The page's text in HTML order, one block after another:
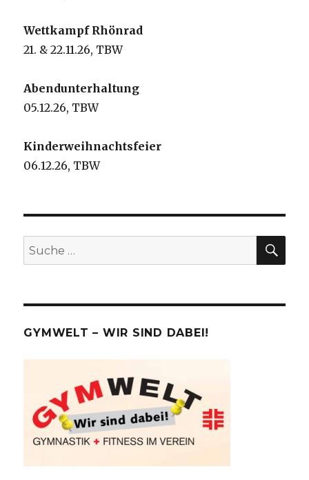
Wettkampf Rhönrad
21. & 22.11.26, TBW
Abendunterhaltung
05.12.26, TBW
Kinderweihnachtsfeier
06.12.26, TBW
Suche
nach:
GYMWELT – WIR SIND DABEI!